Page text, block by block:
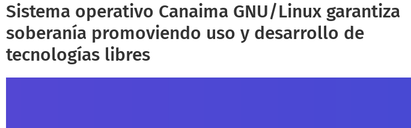
Sistema operativo Canaima GNU/Linux garantiza
soberanía promoviendo uso y desarrollo de
tecnologías libres